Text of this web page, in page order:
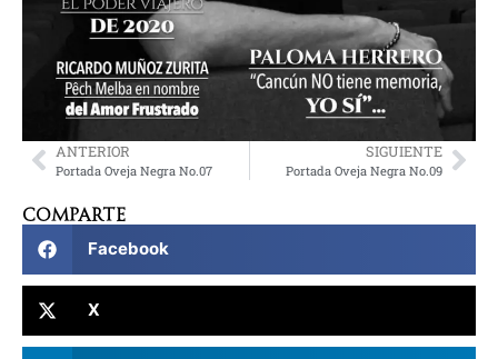
ANTERIOR
Portada Oveja Negra No.07
SIGUIENTE
Portada Oveja Negra No.09
Comparte
Facebook
X